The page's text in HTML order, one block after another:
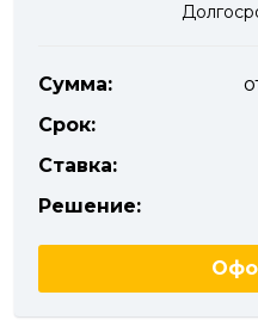
Сумма:
Срок:
Ставка:
Решение: